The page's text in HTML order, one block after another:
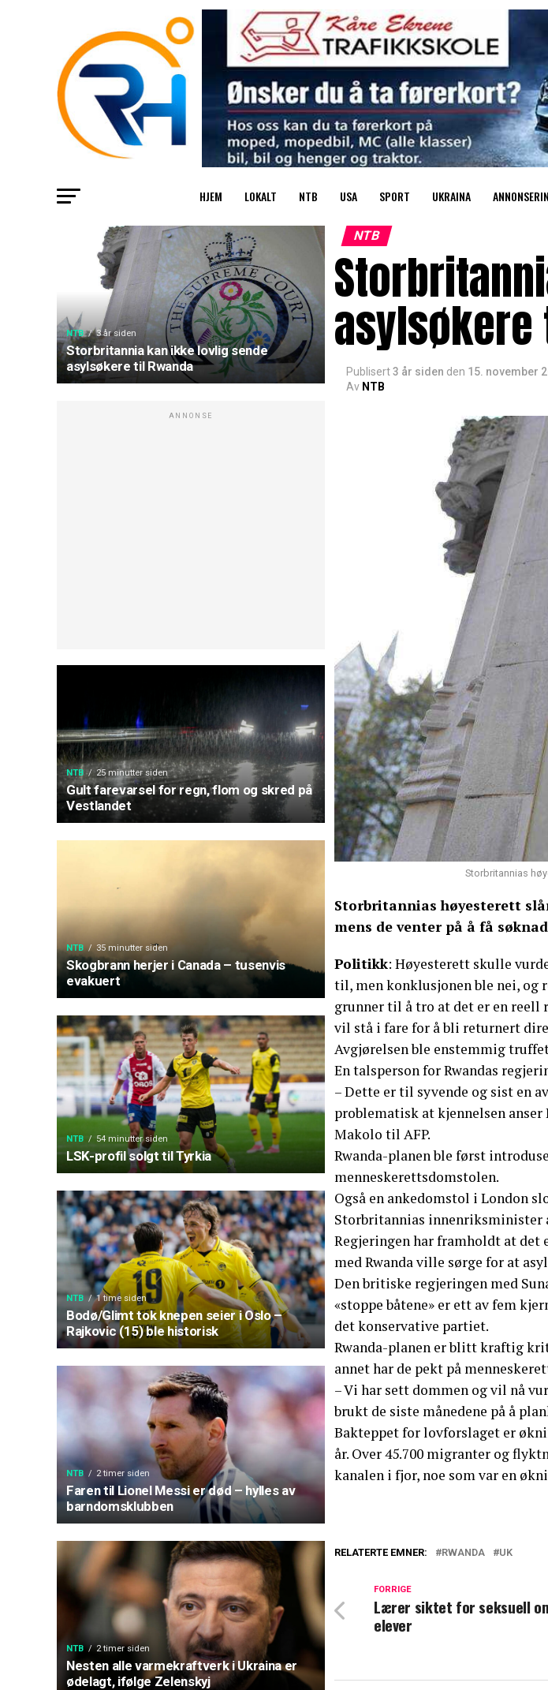
HJEM LOKALT NTB USA SPORT UKRAINA
NTB 3 år siden
Storbritannia kan ikke lovlig sende
asylsøkere til Rwanda
ANNONSE
NTB 25 minutter siden
Gult farevarsel for regn, flom og skred på
Vestlandet
NTB 35 minutter siden
Skogbrann herjer i Canada – tusenvis
evakuert
NTB 54 minutter siden
LSK-profil solgt til Tyrkia
NTB 1 time siden
Bodø/Glimt tok knepen seier i Oslo –
Rajkovic (15) ble historisk
NTB 2 timer siden
Faren til Lionel Messi er død – hylles av
barndomsklubben
NTB 2 timer siden
Nesten alle varmekraftverk i Ukraina er
ødelagt, ifølge Zelenskyj
NTB
asylsøkere
Publisert3 år siden den 15. november
Av NTB
Storbritannias
Storbritannias høyesterett
mens de venter på å få
Politikk: Høyesterett skulle
til, men konklusjonen ble nei, og
grunner til å tro at det er en
vil stå i fare for å bli returnert
Avgjørelsen ble enstemmig
En talsperson for Rwandas
– Dette er til syvende og sist en
problematisk at kjennelsen
Makolo til AFP.
Rwanda-planen ble først
menneskerettsdomstolen.
Også en ankedomstol i London
Storbritannias innenriksminister
Regjeringen har framholdt at det
med Rwanda ville sørge for at
Den britiske regjeringen med
«stoppe båtene» er ett av fem
det konservative partiet.
Rwanda-planen er blitt kraftig
annet har de pekt på
– Vi har sett dommen og vil nå
brukt de siste månedene på å
Bakteppet for lovforslaget er
år. Over 45.700 migranter og
kanalen i fjor, noe som var en
RELATERTE EMNER: RWANDA UK
FORRIGE
Lærer siktet for seksuell
elever